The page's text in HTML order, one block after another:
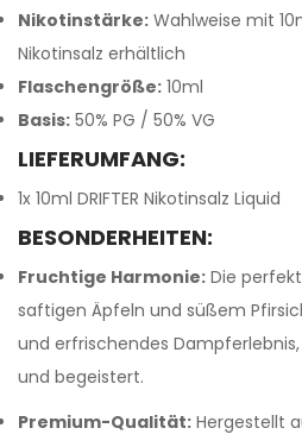
Nikotinstärke: Wahlweise mit
Nikotinsalz erhältlich
Flaschengröße: 10ml
Basis: 50% PG / 50% VG
LIEFERUMFANG:
1x 10ml DRIFTER Nikotinsalz Liquid
BESONDERHEITEN:
Fruchtige Harmonie: Die
saftigen Äpfeln und süßem
und erfrischendes
und begeistert.
Premium-Qualität: Hergestellt